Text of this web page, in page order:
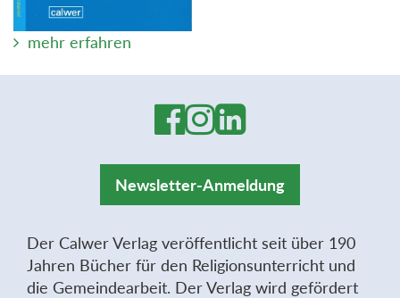
mehr erfahren
Newsletter-Anmeldung
Der Calwer Verlag veröffentlicht seit über 190
Jahren Bücher für den Religionsunterricht und
die Gemeindearbeit. Der Verlag wird gefördert